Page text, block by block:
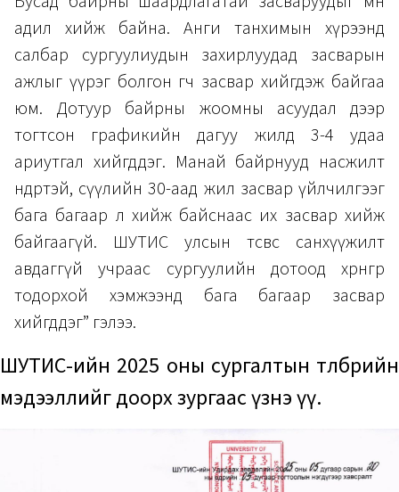
адил хийж байна. Анги танхимын хүрээнд
салбар сургуулиудын захирлуудад засварын
ажлыг үүрэг болгон өгч засвар хийгдэж байгаа
юм. Дотуур байрны жоомны асуудал дээр
тогтсон графикийн дагуу жилд 3-4 удаа
ариутгал хийгддэг. Манай байрнууд насжилт
өндөртэй, сүүлийн 30-аад жил засвар үйлчилгээг
бага багаар л хийж байснаас их засвар хийж
байгаагүй. ШУТИС улсын төсвөөс санхүүжилт
авдаггүй учраас сургуулийн дотоод хөрөнгөөр
тодорхой хэмжээнд бага багаар засвар
хийгддэг” гэлээ.
ШУТИС-ийн 2025 оны сургалтын төлбөрийн
мэдээллийг доорх зургаас үзнэ үү.